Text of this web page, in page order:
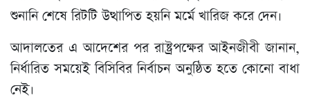
শুনানি শেষে রিটটি উত্থাপিত হয়নি মর্মে খারিজ করে দেন।
আদালতের এ আদেশের পর রাষ্ট্রপক্ষের আইনজীবী জানান,
নির্ধারিত সময়েই বিসিবির নির্বাচন অনুষ্ঠিত হতে কোনো বাধা
নেই।